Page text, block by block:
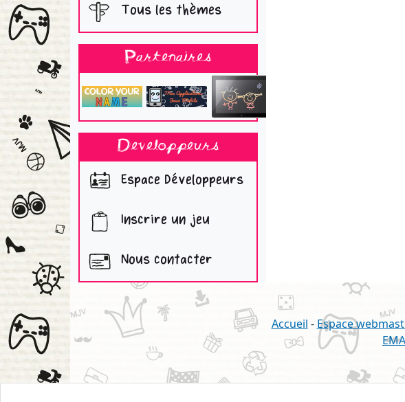
Tous les thèmes
Partenaires
Developpeurs
Espace Développeurs
Inscrire un jeu
Nous contacter
Accueil - Espace